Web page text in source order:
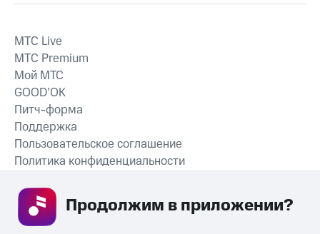
СКАЧАТЬ ПРИЛОЖЕНИЕ
MTС Live
MTС Premium
Мой МТС
GOOD’OK
Питч-форма
Поддержка
Пользовательское соглашение
Политика конфиденциальности